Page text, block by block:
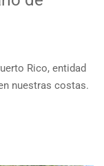
Rico, entidad
nuestras costas.